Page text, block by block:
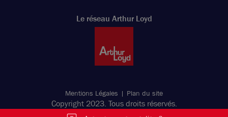
Le réseau Arthur Loyd
Mentions Légales Plan du site
Copyright 2023. Tous droits réservés.